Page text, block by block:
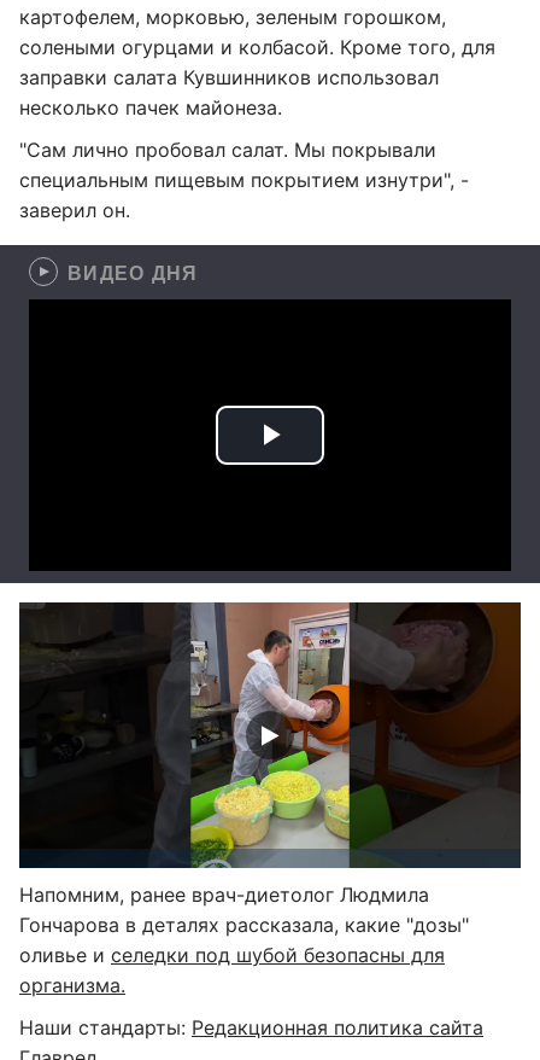
картофелем, морковью, зеленым горошком,
солеными огурцами и колбасой. Кроме того, для
заправки салата Кувшинников использовал
несколько пачек майонеза.
"Сам лично пробовал салат. Мы покрывали
специальным пищевым покрытием изнутри", -
заверил он.
ВИДЕО ДНЯ
Напомним, ранее врач-диетолог Людмила
Гончарова в деталях рассказала, какие "дозы"
оливье и селедки под шубой безопасны для
организма.
Наши стандарты: Редакционная политика сайта